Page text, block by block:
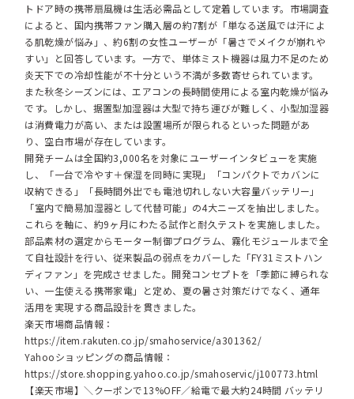
トドア時の携帯扇風機は生活必需品として定着しています。市場調査
によると、国内携帯ファン購入層の約7割が「単なる送風では汗によ
る肌乾燥が悩み」、約6割の女性ユーザーが「暑さでメイクが崩れや
すい」と回答しています。一方で、単体ミスト機器は風力不足のため
炎天下での冷却性能が不十分という不満が多数寄せられています。
また秋冬シーズンには、エアコンの長時間使用による室内乾燥が悩み
です。しかし、据置型加湿器は大型で持ち運びが難しく、小型加湿器
は消費電力が高い、または設置場所が限られるといった問題があ
り、空白市場が存在しています。
開発チームは全国約3,000名を対象にユーザーインタビューを実施
し、「一台で冷やす＋保湿を同時に実現」「コンパクトでカバンに
収納できる」「長時間外出でも電池切れしない大容量バッテリー」
「室内で簡易加湿器として代替可能」の4大ニーズを抽出しました。
これらを軸に、約9ヶ月にわたる試作と耐久テストを実施しました。
部品素材の選定からモーター制御プログラム、霧化モジュールまで全
て自社設計を行い、従来製品の弱点をカバーした「FY31ミストハン
ディファン」を完成させました。開発コンセプトを「季節に縛られな
い、一生使える携帯家電」と定め、夏の暑さ対策だけでなく、通年
活用を実現する商品設計を貫きました。
楽天市場商品情報：
https://item.rakuten.co.jp/smahoservice/a301362/
Yahooショッピングの商品情報：
https://store.shopping.yahoo.co.jp/smahoservic/j100773.html
【楽天市場】＼クーポンで13%OFF／給電で最大約24時間 バッテリ